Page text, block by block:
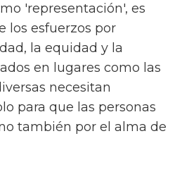
'representación', es
los esfuerzos por
la equidad y la
en lugares como las
necesitan
para que las personas
también por el alma de